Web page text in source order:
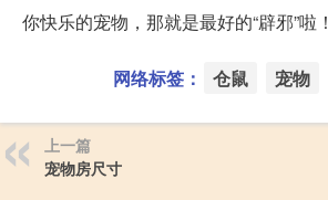
你快乐的宠物，那就是最好的“辟邪”啦！
网络标签： 仓鼠 宠物
上一篇
宠物房尺寸